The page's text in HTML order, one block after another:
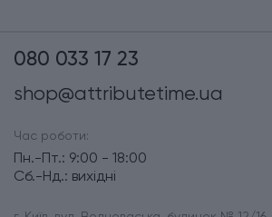
080 033 17 23
shop@attributetime.ua
Час роботи:
Пн.-Пт.: 9:00 - 18:00
Сб.-Нд.: вихідні